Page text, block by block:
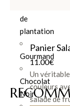
de
plantation
Gourmand
Chocolat
Noir
Panier
11.00€
Un
couleurs
salade de